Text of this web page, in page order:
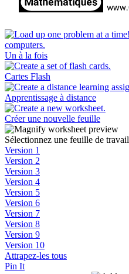
Un à la fois
Cartes Flash
Apprentissage à distance
Créer une nouvelle feuille
Sélectionnez une feuille de travail
Version 1
Version 2
Version 3
Version 4
Version 5
Version 6
Version 7
Version 8
Version 9
Version 10
Attrapez-les tous
Pin It